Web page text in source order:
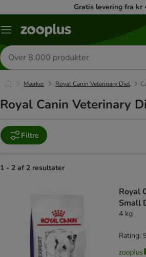
Gratis levering fra kr
Menu
Søg
efter
produkter
Mærker Royal Canin Veterinary Diet
Royal Canin Veterinary
Filtre
1 - 2 af 2 resultater
Royal
Small
4 kg
Rating: